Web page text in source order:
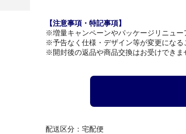
【注意事項・特記事項】
※増量キャンペーンやパッケージリニュー
※予告なく仕様・デザイン等が変更になる
※開封後の返品や商品交換はお受けできま
配送区分：宅配便